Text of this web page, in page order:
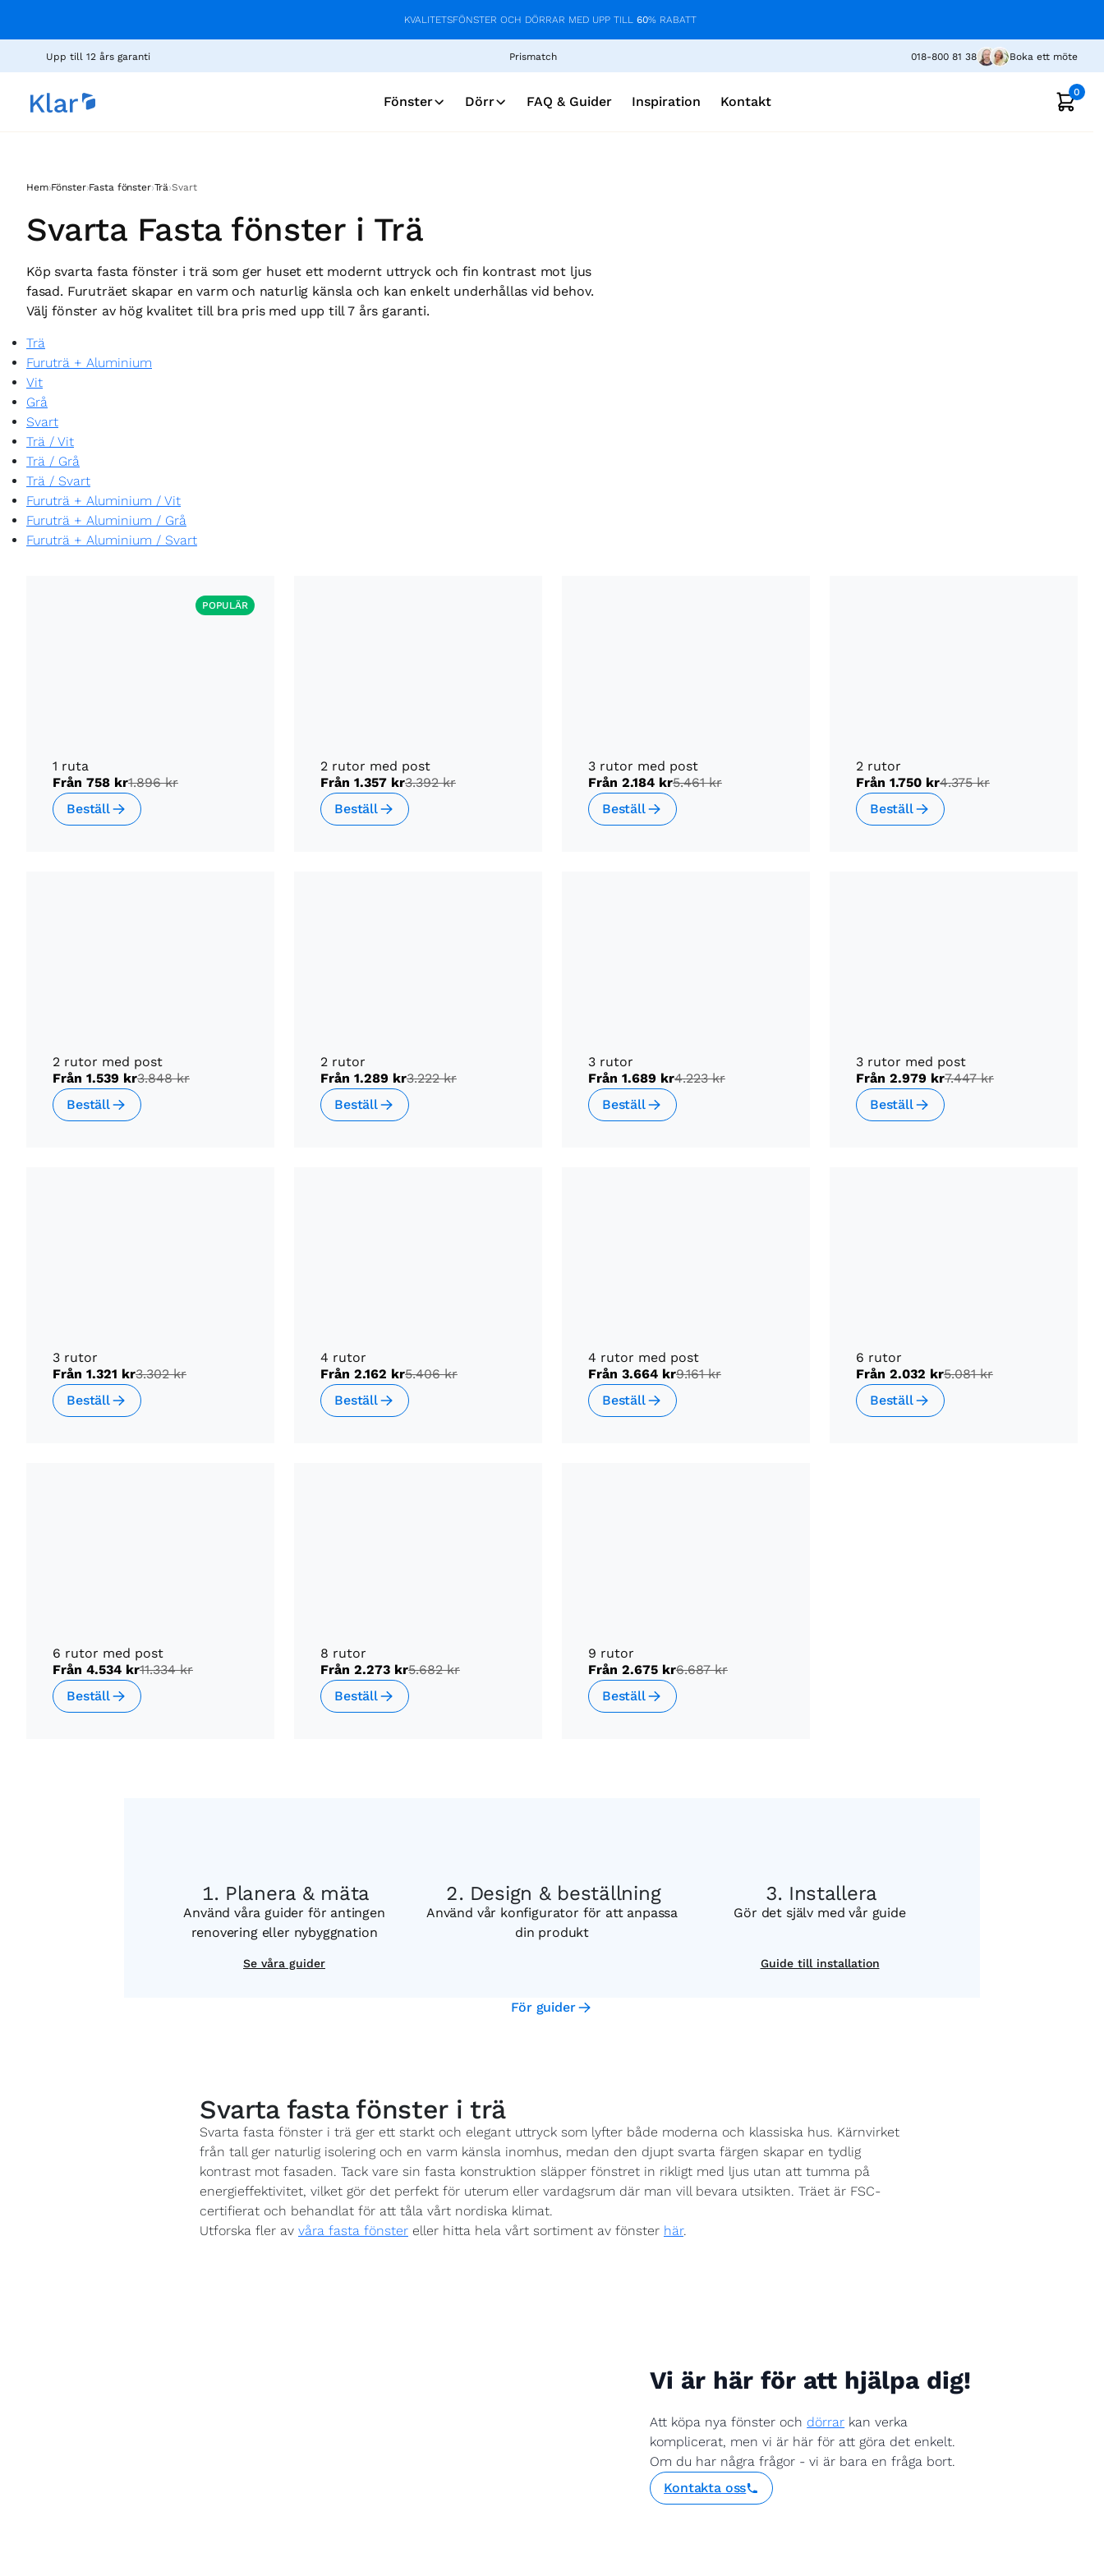
KVALITETSFÖNSTER OCH DÖRRAR MED UPP TILL 60% RABATT
Upp till 12 års garanti Prismatch 018-800 81 38 Boka ett möte
Fönster Dörr FAQ & Guider Inspiration Kontakt
0
Hem›Fönster›Fasta fönster›Trä›Svart
Svarta Fasta fönster i Trä
Köp svarta fasta fönster i trä som ger huset ett modernt uttryck och fin kontrast mot ljus
fasad. Furuträet skapar en varm och naturlig känsla och kan enkelt underhållas vid behov.
Välj fönster av hög kvalitet till bra pris med upp till 7 års garanti.
Trä
Furuträ + Aluminium
Vit
Grå
Svart
Trä / Vit
Trä / Grå
Trä / Svart
Furuträ + Aluminium / Vit
Furuträ + Aluminium / Grå
Furuträ + Aluminium / Svart
POPULÄR
1 ruta
Från 758 kr1.896 kr
Beställ
2 rutor med post
Från 1.357 kr3.392 kr
Beställ
3 rutor med post
Från 2.184 kr5.461 kr
Beställ
2 rutor
Från 1.750 kr4.375 kr
Beställ
2 rutor med post
Från 1.539 kr3.848 kr
Beställ
2 rutor
Från 1.289 kr3.222 kr
Beställ
3 rutor
Från 1.689 kr4.223 kr
Beställ
3 rutor med post
Från 2.979 kr7.447 kr
Beställ
3 rutor
Från 1.321 kr3.302 kr
Beställ
4 rutor
Från 2.162 kr5.406 kr
Beställ
4 rutor med post
Från 3.664 kr9.161 kr
Beställ
6 rutor
Från 2.032 kr5.081 kr
Beställ
6 rutor med post
Från 4.534 kr11.334 kr
Beställ
8 rutor
Från 2.273 kr5.682 kr
Beställ
9 rutor
Från 2.675 kr6.687 kr
Beställ
Planera & mäta
Använd våra guider för antingen
renovering eller nybyggnation
Se våra guider
Design & beställning
Använd vår konfigurator för att anpassa
din produkt
Installera
Gör det själv med vår guide
Guide till installation
För guider
Svarta fasta fönster i trä
Svarta fasta fönster i trä ger ett starkt och elegant uttryck som lyfter både moderna och klassiska hus. Kärnvirket
från tall ger naturlig isolering och en varm känsla inomhus, medan den djupt svarta färgen skapar en tydlig
kontrast mot fasaden. Tack vare sin fasta konstruktion släpper fönstret in rikligt med ljus utan att tumma på
energieffektivitet, vilket gör det perfekt för uterum eller vardagsrum där man vill bevara utsikten. Träet är FSC-
certifierat och behandlat för att tåla vårt nordiska klimat.
Utforska fler av våra fasta fönster eller hitta hela vårt sortiment av fönster här.
Vi är här för att hjälpa dig!
Att köpa nya fönster och dörrar kan verka
komplicerat, men vi är här för att göra det enkelt.
Om du har några frågor - vi är bara en fråga bort.
Kontakta oss